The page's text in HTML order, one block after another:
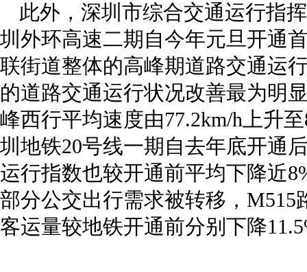
此外，深圳市综合交通运行指
圳外环高速二期自今年元旦开通
联街道整体的高峰期道路交通运
的道路交通运行状况改善最为明
峰西行平均速度由77.2km/h上升
圳地铁20号线一期自去年底开通
运行指数也较开通前平均下降近
部分公交出行需求被转移，M515
客运量较地铁开通前分别下降